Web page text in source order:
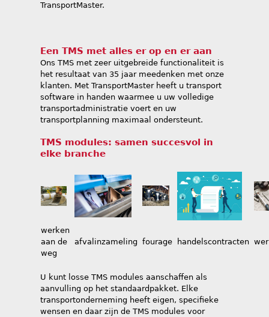
TransportMaster.
Een TMS met alles er op en er aan
Ons TMS met zeer uitgebreide functionaliteit is
het resultaat van 35 jaar meedenken met onze
klanten. Met TransportMaster heeft u transport
software in handen waarmee u uw volledige
transportadministratie voert en uw
transportplanning maximaal ondersteunt.
TMS modules: samen succesvol in
elke branche
werken
aan de
weg
afvalinzameling fourage handelscontracten
U kunt losse TMS modules aanschaffen als
aanvulling op het standaardpakket. Elke
transportonderneming heeft eigen, specifieke
wensen en daar zijn de TMS modules voor